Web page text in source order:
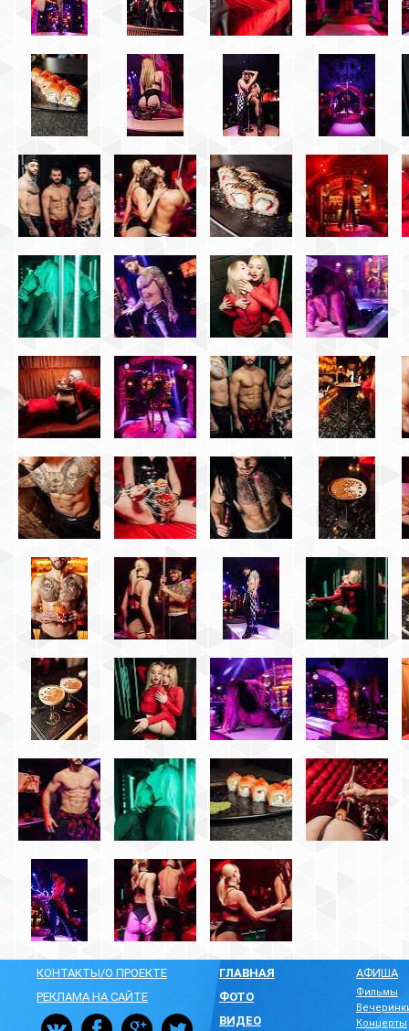
КОНТАКТЫ/О ПРОЕКТЕ
РЕКЛАМА НА САЙТЕ
ГЛАВНАЯ
ФОТО
ВИДЕО
АФИША
Фильмы
Концерты